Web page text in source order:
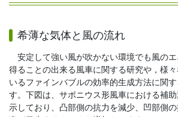
希薄な気体と風の流れ
安定して強い風が吹かない環境でも風のエ
得ることの出来る風車に関する研究や，様
いるファインバブルの効率的生成方法に関
す。下図は、サボニウス形風車における補
示しており、凸部側の抗力を減少、凹部側